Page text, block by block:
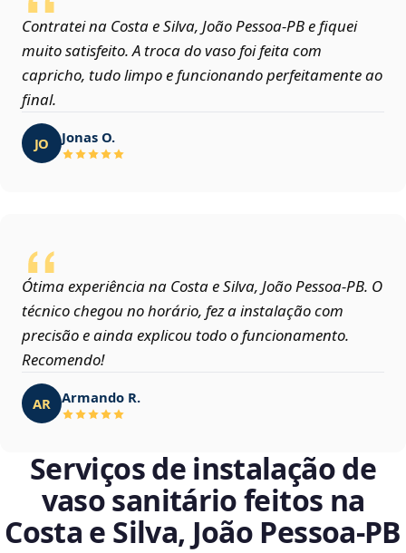
Contratei na Costa e Silva, João Pessoa‑PB e fiquei
muito satisfeito. A troca do vaso foi feita com
capricho, tudo limpo e funcionando perfeitamente ao
final.
JO Jonas O.
Ótima experiência na Costa e Silva, João Pessoa‑PB. O
técnico chegou no horário, fez a instalação com
precisão e ainda explicou todo o funcionamento.
Recomendo!
AR Armando R.
Serviços de instalação de
vaso sanitário feitos na
Costa e Silva, João Pessoa‑PB